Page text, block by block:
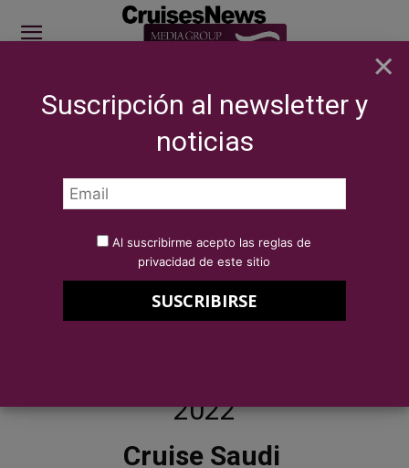
SITE SPONSOR: ICS 2026
Eventos
ICS 2022 – Cruise Saudi Main
Sponsor
2022
Cruise Saudi
×
Suscripción al newsletter y
noticias
Al suscribirme acepto las reglas de
privacidad de este sitio